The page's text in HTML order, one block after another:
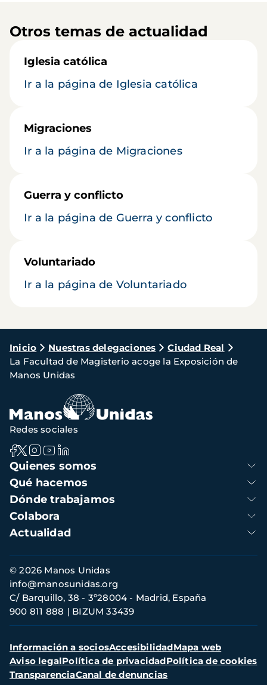
Otros temas de actualidad
Iglesia católica
Ir a la página de Iglesia católica
Migraciones
Ir a la página de Migraciones
Guerra y conflicto
Ir a la página de Guerra y conflicto
Voluntariado
Ir a la página de Voluntariado
Ruta
de
navegación
Inicio Nuestras delegaciones
Ciudad Real
La Facultad de Magisterio acoge la Exposición de
Manos Unidas
Navegación
principal
Quienes somos
Qué hacemos
Dónde trabajamos
Colabora
Actualidad
Redes sociales
Información
de
contacto
© 2026 Manos Unidas
C/ Barquillo, 38 - 3º28004 - Madrid, España
900 811 888
BIZUM 33439
info@manosunidas.org
Menú
secundario
Información a sociosAccesibilidadMapa web
Aviso legalPolítica de privacidadPolítica de cookies
TransparenciaCanal de denuncias